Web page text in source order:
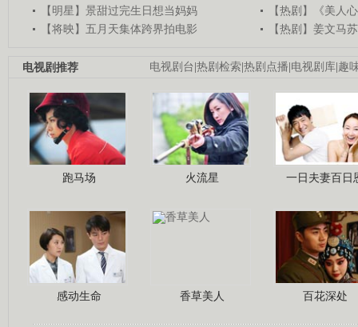
【明星】景甜过完生日想当妈妈
【热剧】《美人
【将映】五月天集体跨界拍电影
【热剧】姜文马
电视剧台|热剧检索|热剧点播|电视剧库|趣
电视剧推荐
跑马场 火流星 一日夫妻百日
感动生命 香草美人 百花深处